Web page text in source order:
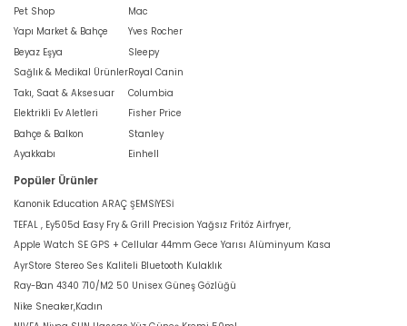
Pet Shop
Yapı Market & Bahçe
Beyaz Eşya
Sağlık & Medikal Ürünler
Takı, Saat & Aksesuar
Elektrikli Ev Aletleri
Bahçe & Balkon
Ayakkabı
Mac
Yves Rocher
Sleepy
Royal Canin
Columbia
Fisher Price
Stanley
Einhell
Popüler Ürünler
Kanonik Education ARAÇ ŞEMSİYESİ
TEFAL , Ey505d Easy Fry & Grill Precision Yağsız Fritöz Airfryer,
Apple Watch SE GPS + Cellular 44mm Gece Yarısı Alüminyum Kasa
AyrStore Stereo Ses Kaliteli Bluetooth Kulaklık
Ray-Ban 4340 710/M2 50 Unisex Güneş Gözlüğü
Nike Sneaker,Kadın